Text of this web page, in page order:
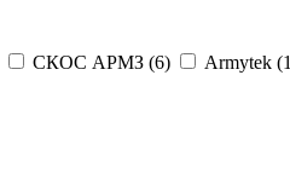
СКОС АРМЗ (6) Armytek (1